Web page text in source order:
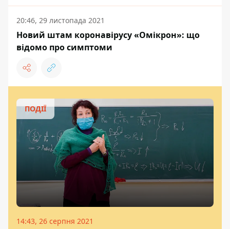
20:46, 29 листопада 2021
Новий штам коронавірусу «Омікрон»: що
відомо про симптоми
ПОДІЇ
14:43, 26 серпня 2021